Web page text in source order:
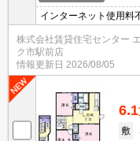
インターネット使用料
用の交渉は、賃貸住宅
株式会社賃貸住宅センター
ク市駅前店
情報更新日 2026/08/05
6.1
敷